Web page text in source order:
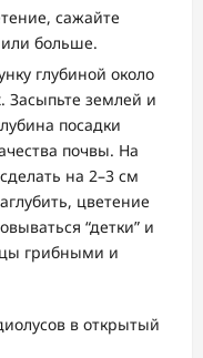
сажайте
больше.
глубиной около
Засыпьте землей и
посадки
почвы. На
на 2–3 см
цветение
“детки” и
грибными и